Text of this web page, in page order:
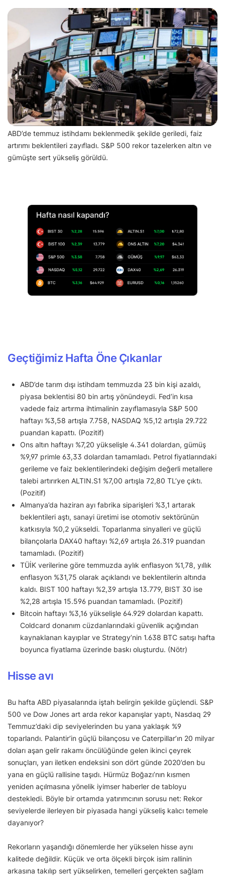
ABD’de temmuz istihdamı beklenmedik şekilde geriledi, faiz
artırımı beklentileri zayıfladı. S&P 500 rekor tazelerken altın ve
gümüşte sert yükseliş görüldü.
Geçtiğimiz Hafta Öne Çıkanlar
ABD’de tarım dışı istihdam temmuzda 23 bin kişi azaldı,
piyasa beklentisi 80 bin artış yönündeydi. Fed’in kısa
vadede faiz artırma ihtimalinin zayıflamasıyla S&P 500
haftayı %3,58 artışla 7.758, NASDAQ %5,12 artışla 29.722
puandan kapattı. (Pozitif)
Ons altın haftayı %7,20 yükselişle 4.341 dolardan, gümüş
%9,97 primle 63,33 dolardan tamamladı. Petrol fiyatlarındaki
gerileme ve faiz beklentilerindeki değişim değerli metallere
talebi artırırken ALTIN.S1 %7,00 artışla 72,80 TL’ye çıktı.
(Pozitif)
Almanya’da haziran ayı fabrika siparişleri %3,1 artarak
beklentileri aştı, sanayi üretimi ise otomotiv sektörünün
katkısıyla %0,2 yükseldi. Toparlanma sinyalleri ve güçlü
bilançolarla DAX40 haftayı %2,69 artışla 26.319 puandan
tamamladı. (Pozitif)
TÜİK verilerine göre temmuzda aylık enflasyon %1,78, yıllık
enflasyon %31,75 olarak açıklandı ve beklentilerin altında
kaldı. BIST 100 haftayı %2,39 artışla 13.779, BIST 30 ise
%2,28 artışla 15.596 puandan tamamladı. (Pozitif)
Bitcoin haftayı %3,16 yükselişle 64.929 dolardan kapattı.
Coldcard donanım cüzdanlarındaki güvenlik açığından
kaynaklanan kayıplar ve Strategy’nin 1.638 BTC satışı hafta
boyunca fiyatlama üzerinde baskı oluşturdu. (Nötr)
Hisse avı
Bu hafta ABD piyasalarında iştah belirgin şekilde güçlendi. S&P
500 ve Dow Jones art arda rekor kapanışlar yaptı, Nasdaq 29
Temmuz’daki dip seviyelerinden bu yana yaklaşık %9
toparlandı. Palantir’in güçlü bilançosu ve Caterpillar’ın 20 milyar
doları aşan gelir rakamı öncülüğünde gelen ikinci çeyrek
sonuçları, yarı iletken endeksini son dört günde 2020’den bu
yana en güçlü rallisine taşıdı. Hürmüz Boğazı’nın kısmen
yeniden açılmasına yönelik iyimser haberler de tabloyu
destekledi. Böyle bir ortamda yatırımcının sorusu net: Rekor
seviyelerde ilerleyen bir piyasada hangi yükseliş kalıcı temele
dayanıyor?
Rekorların yaşandığı dönemlerde her yükselen hisse aynı
kalitede değildir. Küçük ve orta ölçekli birçok isim rallinin
arkasına takılıp sert yükselirken, temelleri gerçekten sağlam